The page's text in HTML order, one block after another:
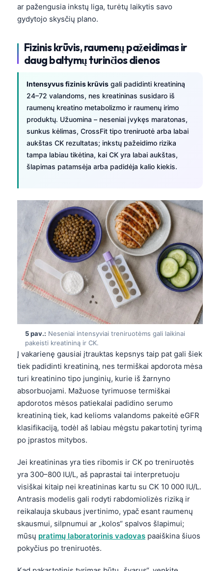
ar pažengusia inkstų liga, turėtų laikytis savo
gydytojo skysčių plano.
Fizinis krūvis, raumenų pažeidimas ir
daug baltymų turinčios dienos
Intensyvus fizinis krūvis gali padidinti kreatininą
24–72 valandoms, nes kreatininas susidaro iš
raumenų kreatino metabolizmo ir raumenų irimo
produktų. Užuomina – neseniai įvykęs maratonas,
sunkus kėlimas, CrossFit tipo treniruotė arba labai
aukštas CK rezultatas; inkstų pažeidimo rizika
tampa labiau tikėtina, kai CK yra labai aukštas,
šlapimas patamsėja arba padidėja kalio kiekis.
5 pav.: Neseniai intensyviai treniruotėms gali laikinai
pakeisti kreatininą ir CK.
Į vakarienę gausiai įtrauktas kepsnys taip pat gali šiek
tiek padidinti kreatininą, nes termiškai apdorota mėsa
turi kreatinino tipo junginių, kurie iš žarnyno
absorbuojami. Mažuose tyrimuose termiškai
apdorotos mėsos patiekalai padidino serumo
kreatininą tiek, kad kelioms valandoms pakeitė eGFR
klasifikaciją, todėl aš labiau mėgstu pakartotinį tyrimą
po įprastos mitybos.
Jei kreatininas yra ties ribomis ir CK po treniruotės
yra 300–800 IU/L, aš paprastai tai interpretuoju
visiškai kitaip nei kreatininas kartu su CK 10 000 IU/L.
Antrasis modelis gali rodyti rabdomiolizės riziką ir
reikalauja skubaus įvertinimo, ypač esant raumenų
skausmui, silpnumui ar „kolos“ spalvos šlapimui;
mūsų pratimų laboratorinis vadovas paaiškina šiuos
pokyčius po treniruotės.